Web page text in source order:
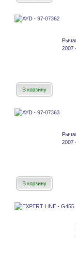
2007
В корзину
2007
В корзину